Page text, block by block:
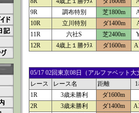
9R
調布特別 芝1800m
10R
立川特別 ダ1400m
11R
六社S 芝2400m
12R
4歳上１勝ｸﾗｽ ダ1600m
05/17 02回東京08日（アルファベット
レース
レース名 距離
1R
3歳未勝利
ダ1600m
2R
3歳未勝利 ダ1400m